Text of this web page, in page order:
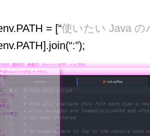
= [“使いたい Java の